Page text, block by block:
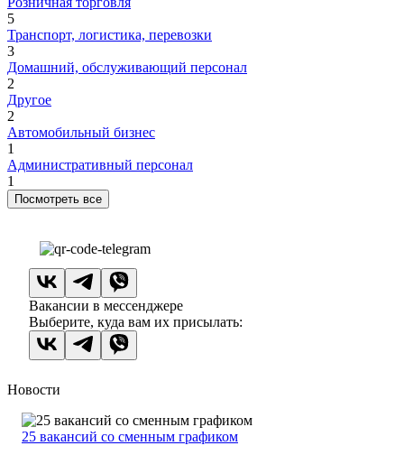
5
Транспорт, логистика, перевозки
3
Домашний, обслуживающий персонал
2
Другое
2
Автомобильный бизнес
1
Административный персонал
1
Посмотреть все
Вакансии в мессенджере
Выберите, куда вам их присылать:
Новости
25 вакансий со сменным графиком